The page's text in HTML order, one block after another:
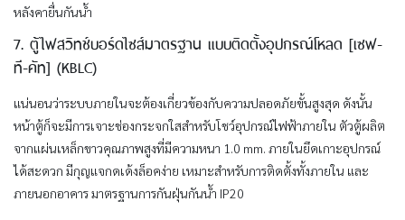
หลังคายื่นกันน้ำ
7. ตู้ไฟสวิทช์บอร์ดไซส์มาตรฐาน แบบติดตั้งอุปกรณ์โหลด [เซฟ-
ที-คัท] (KBLC)
แน่นอนว่าระบบภายในจะต้องเกี่ยวข้องกับความปลอดภัยขั้นสูงสุด ดังนั้น
หน้าตู้ก็จะมีการเจาะช่องกระจกใสสำหรับโชว์อุปกรณ์ไฟฟ้าภายใน ตัวตู้ผลิต
จากแผ่นเหล็กขาวคุณภาพสูงที่มีความหนา 1.0 mm. ภายในยึดเกาะอุปกรณ์
ได้สะดวก มีกุญแจกดเด้งล็อคง่าย เหมาะสำหรับการติดตั้งทั้งภายใน และ
ภายนอกอาคาร มาตรฐานการกันฝุ่นกันน้ำ IP20